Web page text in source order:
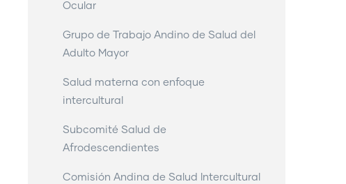
Ocular
Grupo de Trabajo Andino de Salud del
Adulto Mayor
Salud materna con enfoque
intercultural
Subcomité Salud de
Afrodescendientes
Comisión Andina de Salud Intercultural